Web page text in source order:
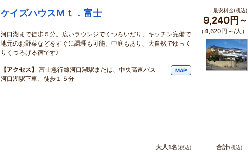
ケイズハウスＭｔ．富士
河口湖まで徒歩５分。広いラウンジでくつろいだり、キッチン完備で
地元のお野菜などをすぐに調理も可能。中庭もあり、大自然でゆっく
りくつろげる宿です♪
【アクセス】
富士急行線河口湖駅または、中央高速バス
河口湖駅下車、徒歩１５分
MAP
最安料金(税込)
9,240円～
（4,620円～/人）
大人1名(税込) 合計(税込)